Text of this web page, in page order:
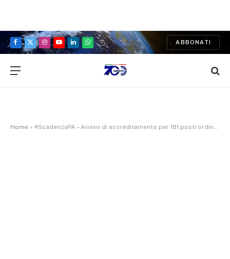
Facebook
X
Instagram
YouTubeLinkedInWhatsApp
ABBONATI
Home » #ScadenzaPA – Avviso di accreditamento per 181 posti ordinari 4 posti DM/DS per il triennio 2023-2025